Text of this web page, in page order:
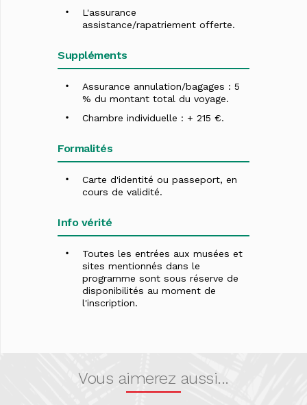
L'assurance
assistance/rapatriement offerte.
Suppléments
Assurance annulation/bagages : 5
% du montant total du voyage.
Chambre individuelle : + 215 €.
Formalités
Carte d'identité ou passeport, en
cours de validité.
Info vérité
Toutes les entrées aux musées et
sites mentionnés dans le
programme sont sous réserve de
disponibilités au moment de
l'inscription.
Vous aimerez aussi...